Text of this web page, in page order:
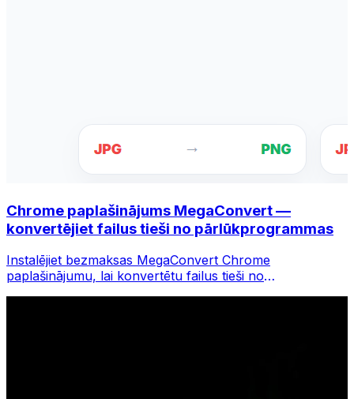
Chrome paplašinājums MegaConvert —
konvertējiet failus tieši no pārlūkprogrammas
Instalējiet bezmaksas MegaConvert Chrome
paplašinājumu, lai konvertētu failus tieši no